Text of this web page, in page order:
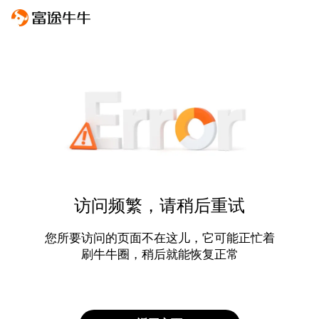
访问频繁，请稍后重试
您所要访问的页面不在这儿，它可能正忙着
刷牛牛圈，稍后就能恢复正常